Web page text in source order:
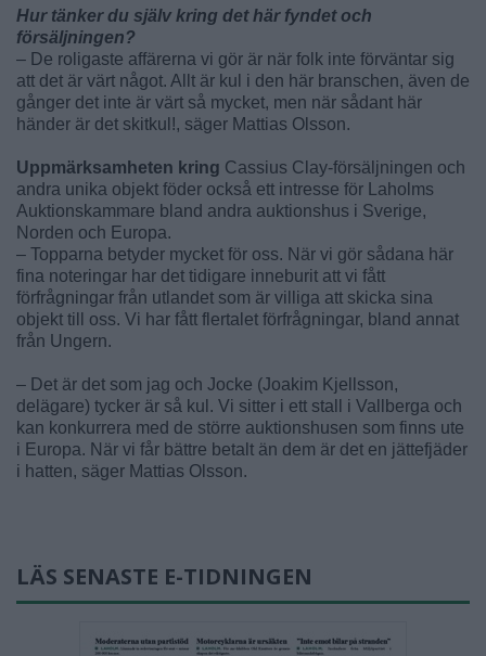
Hur tänker du själv kring det här fyndet och
försäljningen?
– De roligaste affärerna vi gör är när folk inte förväntar sig
att det är värt något. Allt är kul i den här branschen, även de
gånger det inte är värt så mycket, men när sådant här
händer är det skitkul!, säger Mattias Olsson.
Uppmärksamheten kring Cassius Clay-försäljningen och
andra unika objekt föder också ett intresse för Laholms
Auktionskammare bland andra auktionshus i Sverige,
Norden och Europa.
– Topparna betyder mycket för oss. När vi gör sådana här
fina noteringar har det tidigare inneburit att vi fått
förfrågningar från utlandet som är villiga att skicka sina
objekt till oss. Vi har fått flertalet förfrågningar, bland annat
från Ungern.
– Det är det som jag och Jocke (Joakim Kjellsson,
delägare) tycker är så kul. Vi sitter i ett stall i Vallberga och
kan konkurrera med de större auktionshusen som finns ute
i Europa. När vi får bättre betalt än dem är det en jättefjäder
i hatten, säger Mattias Olsson.
LÄS SENASTE E-TIDNINGEN